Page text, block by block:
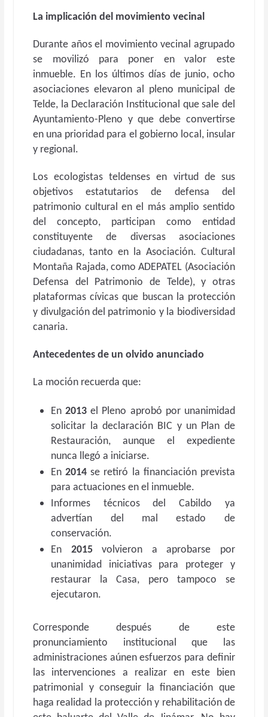
La implicación del movimiento vecinal
Durante años el movimiento vecinal agrupado
se movilizó para poner en valor este
inmueble. En los últimos días de junio, ocho
asociaciones elevaron al pleno municipal de
Telde, la Declaración Institucional que sale del
Ayuntamiento-Pleno y que debe convertirse
en una prioridad para el gobierno local, insular
y regional.
Los ecologistas teldenses en virtud de sus
objetivos estatutarios de defensa del
patrimonio cultural en el más amplio sentido
del concepto, participan como entidad
constituyente de diversas asociaciones
ciudadanas, tanto en la Asociación. Cultural
Montaña Rajada, como ADEPATEL (Asociación
Defensa del Patrimonio de Telde), y otras
plataformas cívicas que buscan la protección
y divulgación del patrimonio y la biodiversidad
canaria.
Antecedentes de un olvido anunciado
La moción recuerda que:
En2013 el Pleno aprobó por unanimidad
solicitar la declaración BIC y un Plan de
Restauración, aunque el expediente
nunca llegó a iniciarse.
En2014 se retiró la financiación prevista
para actuaciones en el inmueble.
Informes técnicos del Cabildo ya
advertían del mal estado de
conservación.
En 2015volvieron a aprobarse por
unanimidad iniciativas para proteger y
restaurar la Casa, pero tampoco se
ejecutaron.
Corresponde después de este
pronunciamiento institucional que las
administraciones aúnen esfuerzos para definir
las intervenciones a realizar en este bien
patrimonial y conseguir la financiación que
haga realidad la protección y rehabilitación de